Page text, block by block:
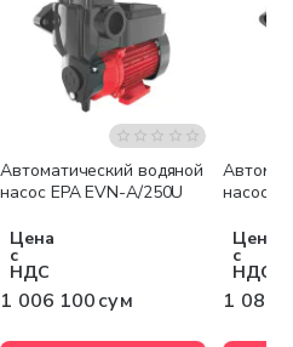
Автоматический водяной
насос EPA EVN-A/250U
Цена
с
НДС
1 006 100 сум
насос
Цена
с
НДС
1 084